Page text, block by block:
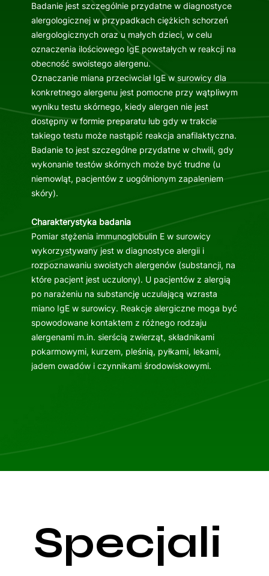
Badanie jest szczególnie przydatne w diagnostyce
alergologicznej w przypadkach ciężkich schorzeń
alergologicznych oraz u małych dzieci, w celu
oznaczenia ilościowego IgE powstałych w reakcji na
obecność swoistego alergenu.
Oznaczanie miana przeciwciał IgE w surowicy dla
konkretnego alergenu jest pomocne przy wątpliwym
wyniku testu skórnego, kiedy alergen nie jest
dostępny w formie preparatu lub gdy w trakcie
takiego testu może nastąpić reakcja anafilaktyczna.
Badanie to jest szczególne przydatne w chwili, gdy
wykonanie testów skórnych może być trudne (u
niemowląt, pacjentów z uogólnionym zapaleniem
skóry).
Charakterystyka badania
Pomiar stężenia immunoglobulin E w surowicy
wykorzystywany jest w diagnostyce alergii i
rozpoznawaniu swoistych alergenów (substancji, na
które pacjent jest uczulony). U pacjentów z alergią
po narażeniu na substancję uczulającą wzrasta
miano IgE w surowicy. Reakcje alergiczne moga być
spowodowane kontaktem z różnego rodzaju
alergenami m.in. sierścią zwierząt, składnikami
pokarmowymi, kurzem, pleśnią, pyłkami, lekami,
jadem owadów i czynnikami środowiskowymi.
Specjali